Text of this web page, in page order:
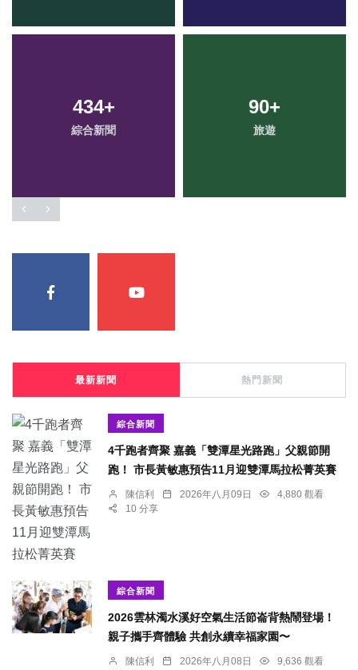
434+
綜合新聞
90+
旅遊
最新新聞 熱門新聞
綜合新聞
4千跑者齊聚 嘉義「雙潭星光路跑」父親節開
跑！ 市長黃敏惠預告11月迎雙潭馬拉松菁英賽
陳信利 2026年八月09日
4,880 觀看
10 分享
綜合新聞
2026雲林濁水溪好空氣生活節崙背熱鬧登場！
親子攜手齊體驗 共創永續幸福家園〜
陳信利 2026年八月08日
9,636 觀看